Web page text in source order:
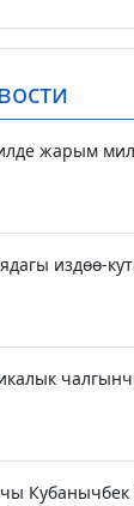
жарым
издөө-